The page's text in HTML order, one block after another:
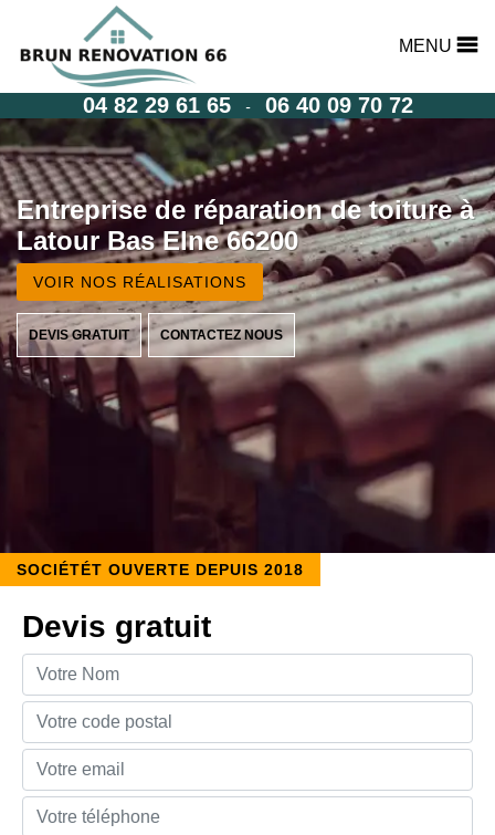
MENU
04 82 29 61 65 - 06 40 09 70 72
Entreprise de réparation de toiture à
Latour Bas Elne 66200
VOIR NOS RÉALISATIONS
DEVIS GRATUIT CONTACTEZ NOUS
SOCIÉTÉT OUVERTE DEPUIS 2018
Devis gratuit